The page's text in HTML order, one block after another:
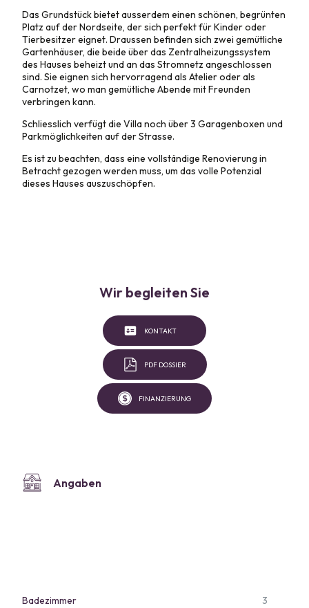
Das Grundstück bietet ausserdem einen schönen, begrünten
Platz auf der Nordseite, der sich perfekt für Kinder oder
Tierbesitzer eignet. Draussen befinden sich zwei gemütliche
Gartenhäuser, die beide über das Zentralheizungssystem
des Hauses beheizt und an das Stromnetz angeschlossen
sind. Sie eignen sich hervorragend als Atelier oder als
Carnotzet, wo man gemütliche Abende mit Freunden
verbringen kann.
Schliesslich verfügt die Villa noch über 3 Garagenboxen und
Parkmöglichkeiten auf der Strasse.
Es ist zu beachten, dass eine vollständige Renovierung in
Betracht gezogen werden muss, um das volle Potenzial
dieses Hauses auszuschöpfen.
Wir begleiten Sie
KONTAKT
PDF DOSSIER
FINANZIERUNG
Angaben
Badezimmer 3